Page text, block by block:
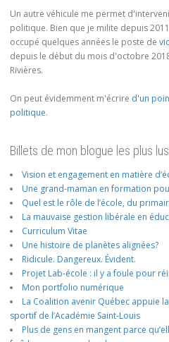
Un autre véhicule me permet
politique. Bien que je milite depuis
occupé quelques années le poste de
depuis le début du mois d'octobre
Rivières.
On peut évidemment m'écrire d'un
politique.
Billets de mon blogue les plus
Vision et engagement en matière
Une grand-maman en formation
Quel est le rôle de l’école, du
La mauvaise gestion libérale en
Curriculum Vitae
Une histoire de planètes alignées?
Ridicule. Dangereux. Évident.
Projet Lab-école : il y a foule pour
Mon portfolio numérique
La Coalition avenir Québec appuie
sportif de l’Académie Saint-Louis
Plus de gens en mangent parce